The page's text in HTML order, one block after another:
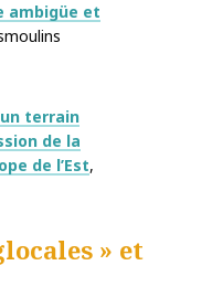
ambigüe et
terrain
de la
de l’Est,
» et